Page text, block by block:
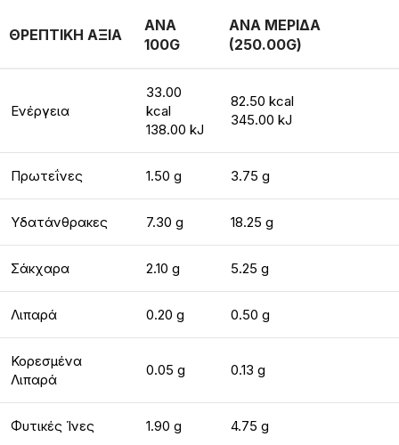
ΘΡΕΠΤΙΚΗ ΑΞΙΑ
ΑΝΑ
100G
ΑΝΑ ΜΕΡΙΔΑ
(250.00G)
Ενέργεια
33.00
kcal
138.00 kJ
82.50 kcal
345.00 kJ
Πρωτεΐνες 1.50 g 3.75 g
Υδατάνθρακες 7.30 g 18.25 g
Σάκχαρα 2.10 g 5.25 g
Λιπαρά 0.20 g 0.50 g
Κορεσμένα
Λιπαρά
0.05 g 0.13 g
Φυτικές Ίνες 1.90 g 4.75 g